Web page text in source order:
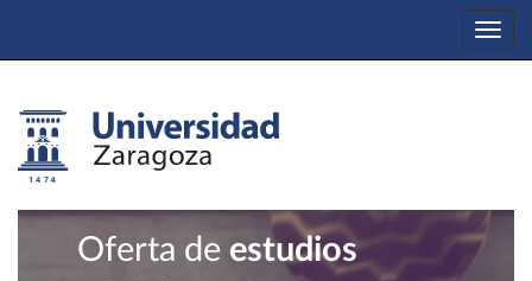
Oferta de estudios